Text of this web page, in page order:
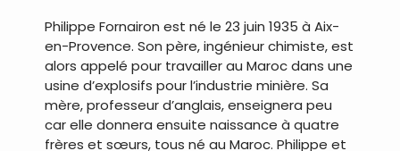
Philippe Fornairon est né le 23 juin 1935 à Aix-
en-Provence. Son père, ingénieur chimiste, est
alors appelé pour travailler au Maroc dans une
usine d’explosifs pour l’industrie minière. Sa
mère, professeur d’anglais, enseignera peu
car elle donnera ensuite naissance à quatre
frères et sœurs, tous né au Maroc. Philippe et